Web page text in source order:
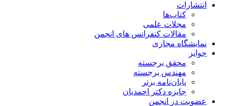
انتشارات
کتاب‌ها
مجلات علمی
مقالات کنفرانس های انجمن
نمایشگاه مجازی
جوایز
محقق برجسته
مهندس برجسته
پایان‌نامه برتر
جایزه دکتر احمدیان
عضویت در انجمن